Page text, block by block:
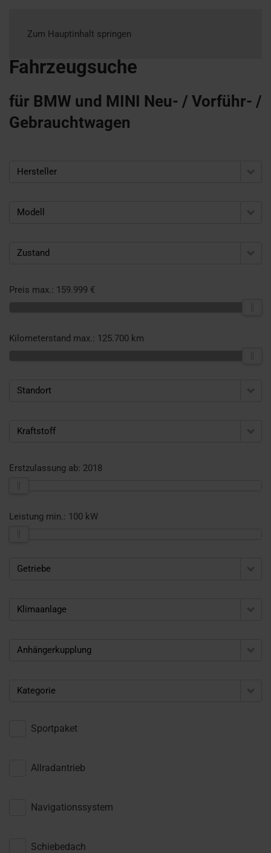
Zum Hauptinhalt springen
Fahrzeugsuche
für BMW und MINI Neu- / Vorführ- /
Gebrauchtwagen
Hersteller
Modell
Zustand
Preis max.: 159.999 €
Kilometerstand max.: 125.700 km
Standort
Kraftstoff
Erstzulassung ab: 2018
Leistung min.: 100 kW
Getriebe
Klimaanlage
Anhängerkupplung
Kategorie
Sportpaket
Allradantrieb
Navigationssystem
Schiebedach